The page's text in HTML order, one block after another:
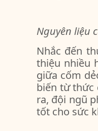
Nguyên liệu
Nhắc đến
thiệu nhiều
giữa cốm
biến từ thức
ra, đội ngũ
tốt cho sức